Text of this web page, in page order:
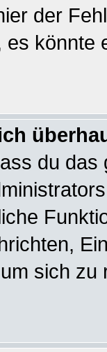
der
es könnte
du
sich